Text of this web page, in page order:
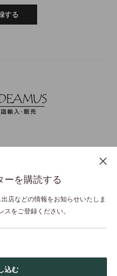
ーを購読する
店などの情報をお知らせいたしま
スをご登録ください。
込む
する
定商取引法表示 利用規約
合わせ
All Rights Reserved.